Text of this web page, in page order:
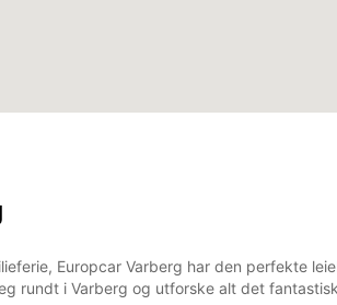
Europcar Varberg har den perfekte
rundt i Varberg og utforske alt det